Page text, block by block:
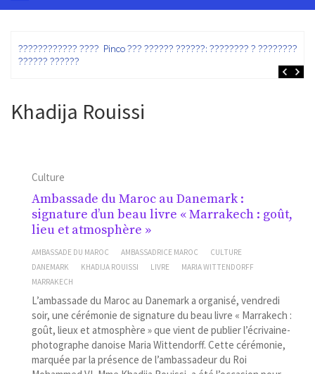
???????????? ???? Pinco ??? ?????? ??????: ???????? ? ???????? ?
?????? ??????
Khadija Rouissi
Culture
Ambassade du Maroc au Danemark :
signature d’un beau livre « Marrakech : goût,
lieu et atmosphère »
AMBASSADE DU MAROC AMBASSADRICE MAROC
CULTURE
DANEMARK
KHADIJA ROUISSI LIVRE
MARIA WITTENDORFF
MARRAKECH
L’ambassade du Maroc au Danemark a organisé, vendredi
soir, une cérémonie de signature du beau livre « Marrakech :
goût, lieux et atmosphère » que vient de publier l’écrivaine-
photographe danoise Maria Wittendorff. Cette cérémonie,
marquée par la présence de l’ambassadeur du Roi